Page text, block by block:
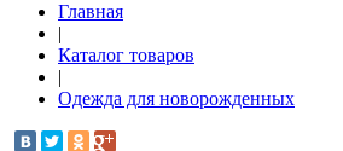
Главная
|
Каталог товаров
|
Одежда для новорожденных